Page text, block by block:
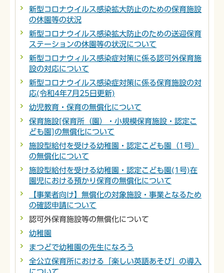
新型コロナウイルス感染拡大防止のための保育施設
の休園等の状況
新型コロナウイルス感染拡大防止のための送迎保育
ステーションの休園等の状況について
新型コロナウィルス感染症対策に係る認可外保育施
設の対応について
新型コロナウイルス感染症対策に係る保育施設の対
応(令和4年7月25日更新)
幼児教育・保育の無償化について
保育施設[保育所（園）・小規模保育施設・認定こ
ども園]の無償化について
施設型給付を受ける幼稚園・認定こども園（1号）
の無償化について
施設型給付を受ける幼稚園・認定こども園(1号)在
園児における預かり保育の無償化について
【事業者向け】無償化の対象施設・事業となるため
の確認申請について
認可外保育施設等の無償化について
幼稚園
まつどで幼稚園の先生になろう
全公立保育所における「楽しい英語あそび」の導入